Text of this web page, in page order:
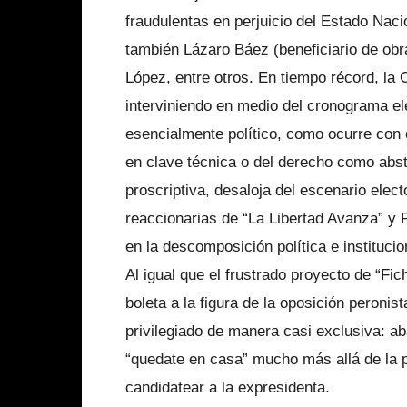
fraudulentas en perjuicio del Estado
también Lázaro Báez (beneficiario de
López, entre otros. En tiempo récord, la
interviniendo en medio del cronograma
esencialmente político, como ocurre
en clave técnica o del derecho como
proscriptiva, desaloja del escenario
reaccionarias de “La Libertad Avanza”
en la descomposición política e
Al igual que el frustrado proyecto de
boleta a la figura de la oposición
privilegiado de manera casi exclusiva:
“quedate en casa” mucho más allá de
candidatear a la expresidenta.